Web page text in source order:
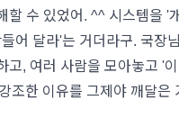
할 수 있었어. ^^ 시스템을 '
어 달라'는 거더라구. 국장
고, 여러 사람을 모아놓고 '
조한 이유를 그제야 깨달은